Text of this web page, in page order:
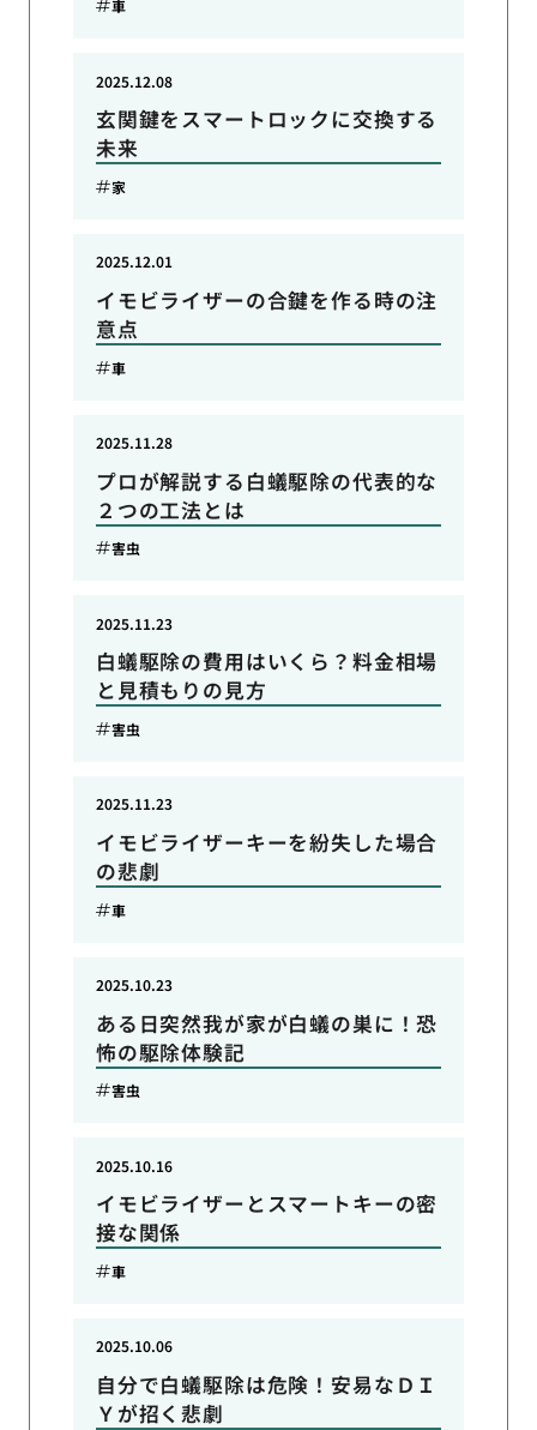
車
玄関鍵をスマートロックに交換する
未来
2025.12.08
家
イモビライザーの合鍵を作る時の注
意点
2025.12.01
車
プロが解説する白蟻駆除の代表的な
２つの工法とは
2025.11.28
害虫
白蟻駆除の費用はいくら？料金相場
と見積もりの見方
2025.11.23
害虫
イモビライザーキーを紛失した場合
の悲劇
2025.11.23
車
ある日突然我が家が白蟻の巣に！恐
怖の駆除体験記
2025.10.23
害虫
イモビライザーとスマートキーの密
接な関係
2025.10.16
車
自分で白蟻駆除は危険！安易なＤＩ
Ｙが招く悲劇
2025.10.06